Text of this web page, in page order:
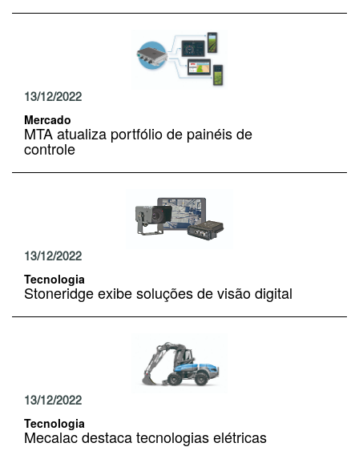
13/12/2022
Mercado
MTA atualiza portfólio de painéis de
controle
13/12/2022
Tecnologia
Stoneridge exibe soluções de visão digital
13/12/2022
Tecnologia
Mecalac destaca tecnologias elétricas